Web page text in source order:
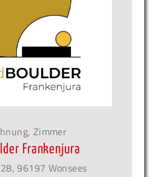
Zimmer
Frankenjura
96197 Wonsees